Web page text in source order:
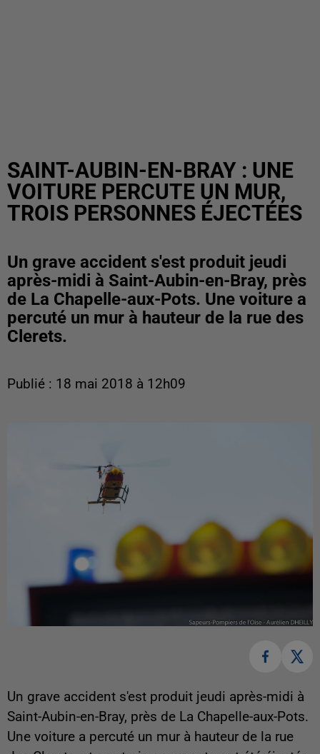
SAINT-AUBIN-EN-BRAY : UNE
VOITURE PERCUTE UN MUR,
TROIS PERSONNES ÉJECTÉES
Un grave accident s'est produit jeudi
après-midi à Saint-Aubin-en-Bray, près
de La Chapelle-aux-Pots. Une voiture a
percuté un mur à hauteur de la rue des
Clerets.
Publié : 18 mai 2018 à 12h09
Un grave accident s'est produit jeudi après-midi à
Saint-Aubin-en-Bray, près de La Chapelle-aux-Pots.
Une voiture a percuté un mur à hauteur de la rue